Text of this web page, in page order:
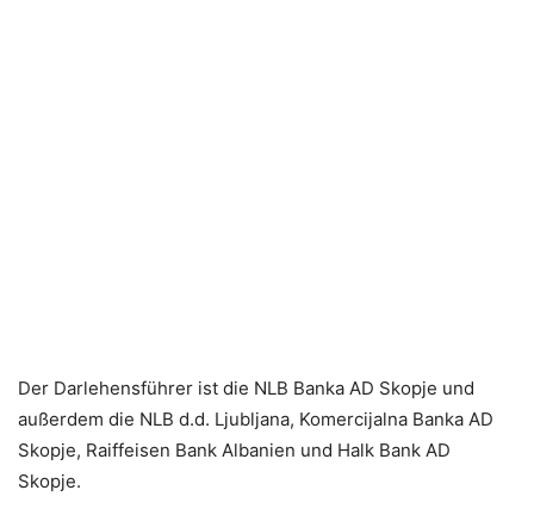
Der Darlehensführer ist die NLB Banka AD Skopje und
außerdem die NLB d.d. Ljubljana, Komercijalna Banka AD
Skopje, Raiffeisen Bank Albanien und Halk Bank AD
Skopje.